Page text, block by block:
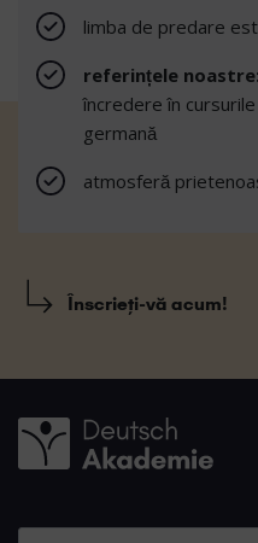
limba de predare
referințele noastre:
încredere în
germană
atmosferă
Înscrieți-vă acum!